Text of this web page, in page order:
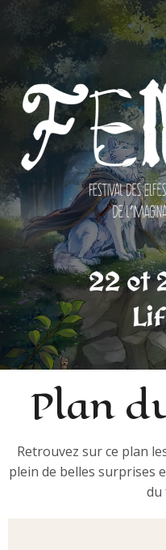
Plan
Retrouvez sur ce plan
plein de belles surprises
du